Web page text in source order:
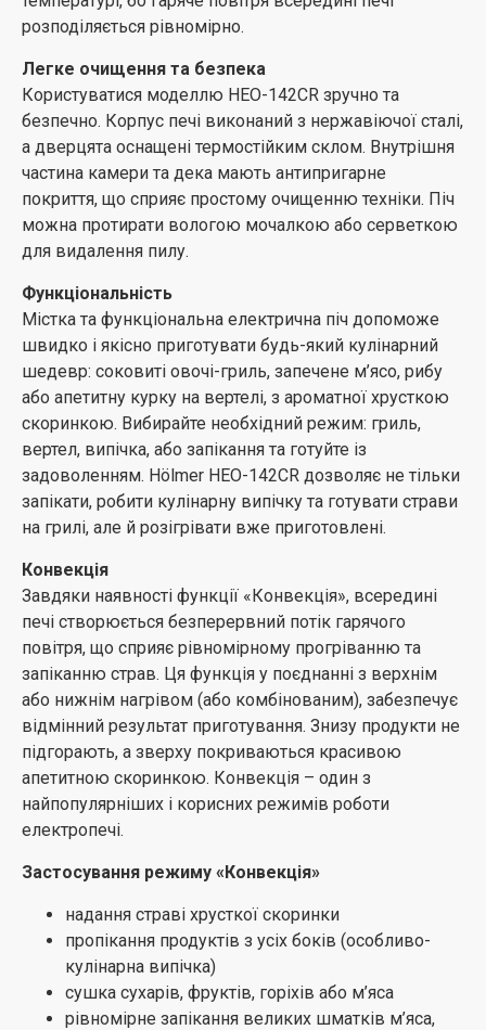
рівномірне запікання великих шматків м’яса,
курки або риби
приготування кількох страв одночасно
Комфортна експлуатація
Електрична піч Hölmer HEO-142CR проста в догляді та
експлуатації, встановлюється на будь-яку рівну
поверхню. Працює від мережі 220 В, довжини шнура
в 1 м цілком достатньо для зручного розміщення на
кухні та комфортної роботи.
розподіляється рівномірно.
Легке очищення та безпека
Користуватися моделлю HEO-142CR зручно та
безпечно. Корпус печі виконаний з нержавіючої сталі,
а дверцята оснащені термостійким склом. Внутрішня
частина камери та дека мають антипригарне
покриття, що сприяє простому очищенню техніки. Піч
можна протирати вологою мочалкою або серветкою
для видалення пилу.
Функціональність
Містка та функціональна електрична піч допоможе
швидко і якісно приготувати будь-який кулінарний
шедевр: соковиті овочі-гриль, запечене м’ясо, рибу
або апетитну курку на вертелі, з ароматної хрусткою
скоринкою. Вибирайте необхідний режим: гриль,
вертел, випічка, або запікання та готуйте із
задоволенням. Hölmer HEO-142CR дозволяє не тільки
запікати, робити кулінарну випічку та готувати страви
на грилі, але й розігрівати вже приготовлені.
Конвекція
Завдяки наявності функції «Конвекція», всередині
печі створюється безперервний потік гарячого
повітря, що сприяє рівномірному прогріванню та
запіканню страв. Ця функція у поєднанні з верхнім
або нижнім нагрівом (або комбінованим), забезпечує
відмінний результат приготування. Знизу продукти не
підгорають, а зверху покриваються красивою
апетитною скоринкою. Конвекція – один з
найпопулярніших і корисних режимів роботи
електропечі.
Застосування режиму «Конвекція»
надання страві хрусткої скоринки
пропікання продуктів з усіх боків (особливо-
кулінарна випічка)
сушка сухарів, фруктів, горіхів або м’яса
рівномірне запікання великих шматків м’яса,